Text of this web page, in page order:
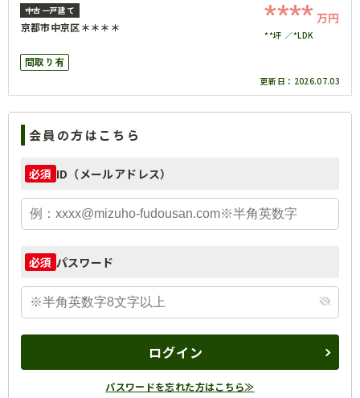
中古一戸建て
京都市中京区＊＊＊＊ **** 万円
**坪 *LDK
間取り有
更新日： 2026.07.03
会員の方はこちら
必須 ID（メールアドレス）
必須 パスワード
ログイン
パスワードを忘れた方はこちら≫